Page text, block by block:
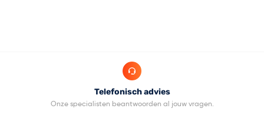
Telefonisch advies
Onze specialisten beantwoorden al jouw vragen.